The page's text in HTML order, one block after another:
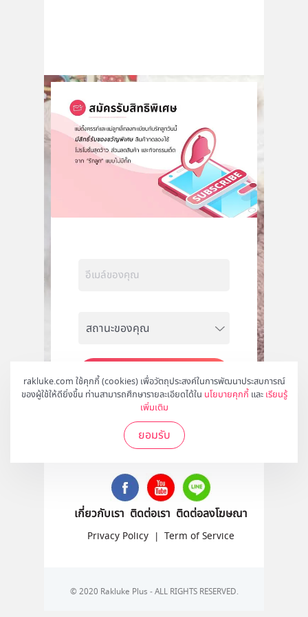
rakluke.com ใช้คุกกี้ (cookies) เพื่อวัตถุประสงค์ในการพัฒนาประสบการณ์
ของผู้ใช้ให้ดียิ่งขึ้น ท่านสามารถศึกษารายละเอียดได้ใน นโยบายคุกกี้ และ เรียนรู้
เพิ่มเติม
ยอมรับ
สมัคร
ติดตามเราได้ที่
เกี่ยวกับเรา ติดต่อเรา ติดต่อลงโฆษณา
Privacy Policy | Term of Service
© 2020 Rakluke Plus - ALL RIGHTS RESERVED.